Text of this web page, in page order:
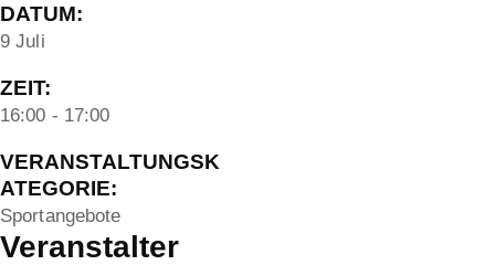
DATUM:
9 Juli
ZEIT:
16:00 - 17:00
VERANSTALTUNGSK
ATEGORIE:
Sportangebote
Veranstalter